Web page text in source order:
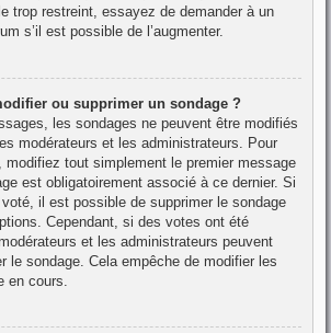
trop restreint, essayez de demander à un
s’il est possible de l’augmenter.
ou supprimer un sondage ?
les sondages ne peuvent être modifiés
modérateurs et les administrateurs. Pour
modifiez tout simplement le premier message
est obligatoirement associé à ce dernier. Si
voté, il est possible de supprimer le sondage
Cependant, si des votes ont été
et les administrateurs peuvent
le sondage. Cela empêche de modifier les
en cours.